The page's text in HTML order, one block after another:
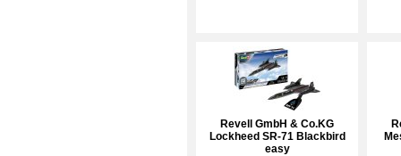
Revell GmbH & Co.KG
Lockheed SR-71 Blackbird
easy